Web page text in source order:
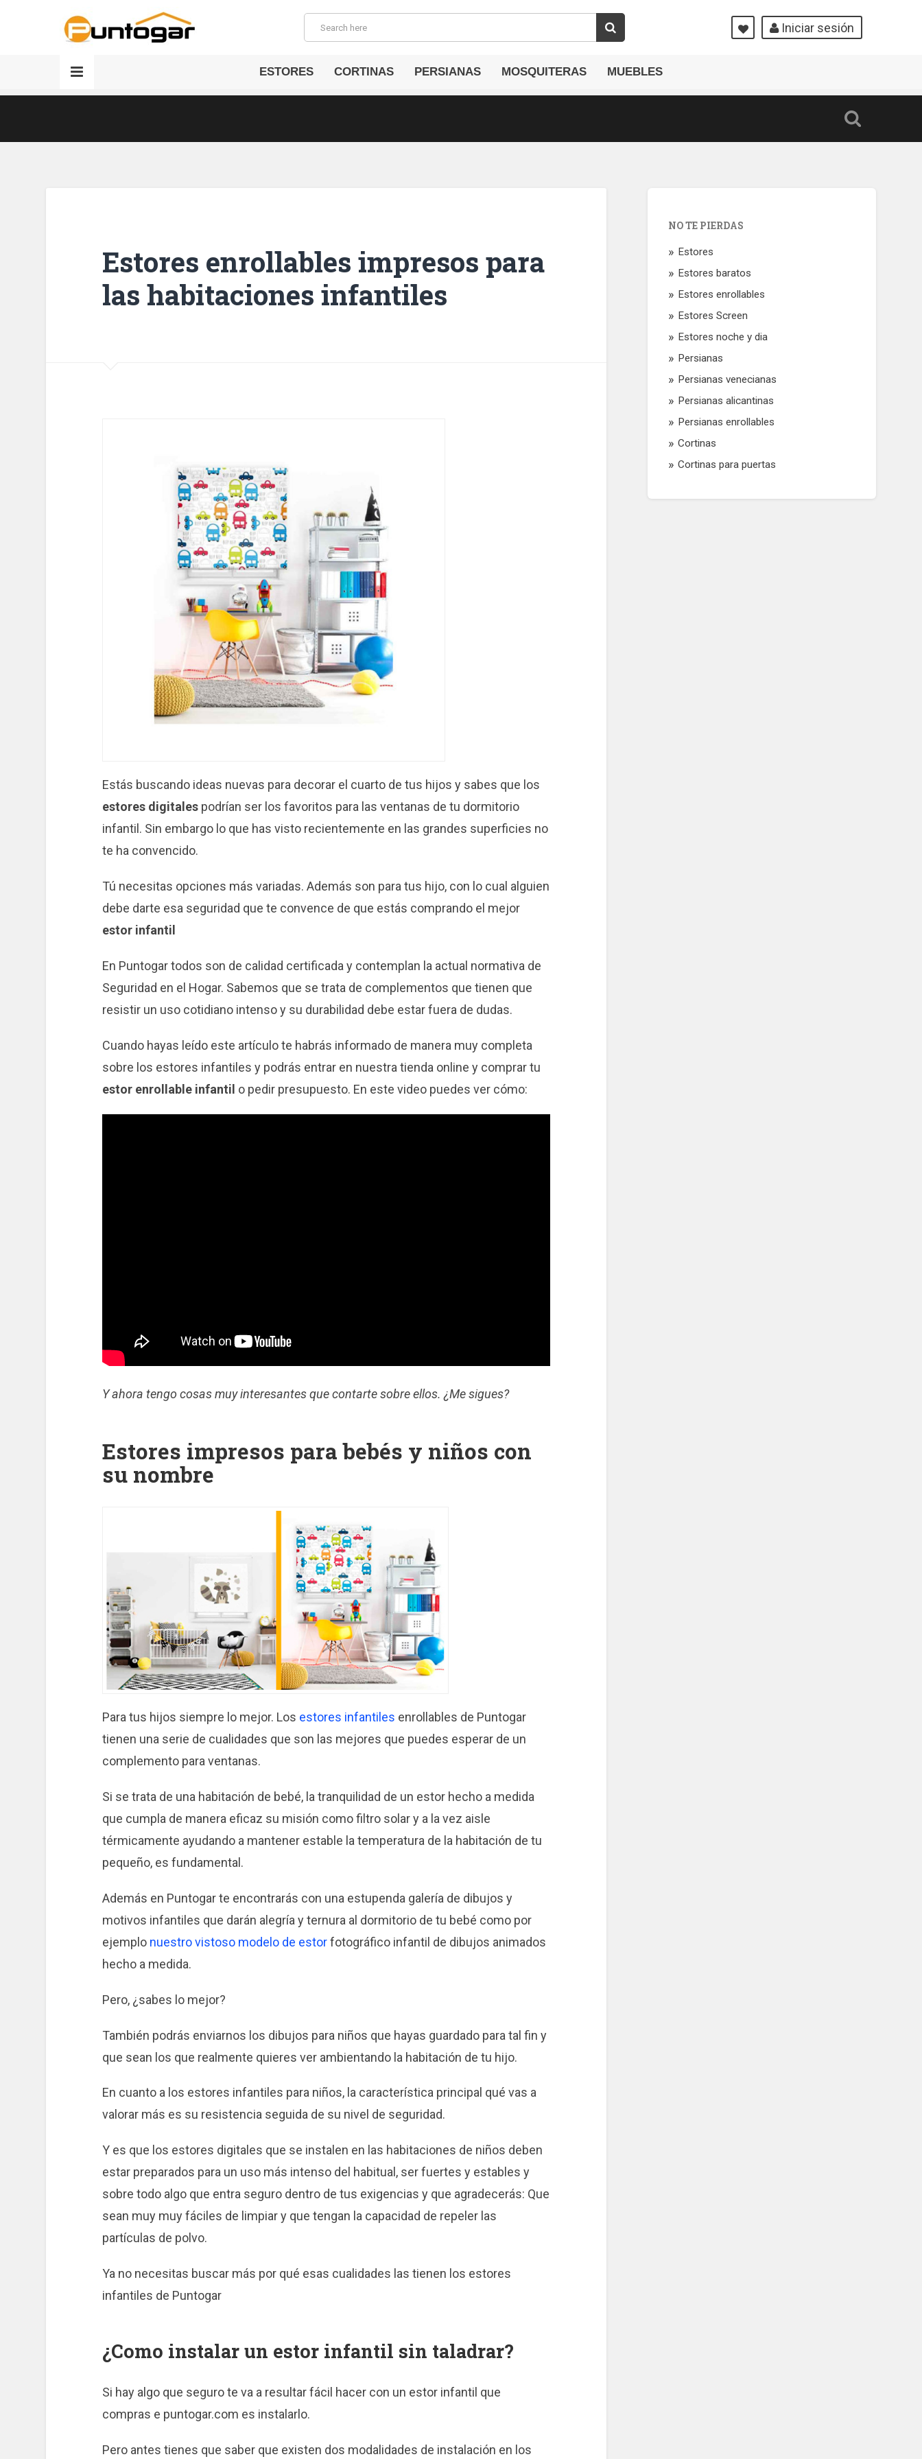
Iniciar sesión
ESTORES CORTINAS PERSIANAS MOSQUITERAS MUEBLES
Estores enrollables impresos para
las habitaciones infantiles
Estás buscando ideas nuevas para decorar el cuarto de tus hijos y sabes que los
estores digitalespodrían ser los favoritos para las ventanas de tu dormitorio
infantil. Sin embargo lo que has visto recientemente en las grandes superficies no
te ha convencido.
Tú necesitas opciones más variadas. Además son para tus hijo, con lo cual alguien
debe darte esa seguridad que te convence de que estás comprando el mejor
estor infantil
En Puntogar todos son de calidad certificada y contemplan la actual normativa de
Seguridad en el Hogar. Sabemos que se trata de complementos que tienen que
resistir un uso cotidiano intenso y su durabilidad debe estar fuera de dudas.
Cuando hayas leído este artículo te habrás informado de manera muy completa
sobre los estores infantiles y podrás entrar en nuestra tienda online y comprar tu
estor enrollable infantil o pedir presupuesto. En este video puedes ver cómo:
Y ahora tengo cosas muy interesantes que contarte sobre ellos. ¿Me sigues?
Estores impresos para bebés y niños con
su nombre
Para tus hijos siempre lo mejor. Los estores infantiles enrollables de Puntogar
tienen una serie de cualidades que son las mejores que puedes esperar de un
complemento para ventanas.
Si se trata de una habitación de bebé, la tranquilidad de un estor hecho a medida
que cumpla de manera eficaz su misión como filtro solar y a la vez aisle
térmicamente ayudando a mantener estable la temperatura de la habitación de tu
pequeño, es fundamental.
Además en Puntogar te encontrarás con una estupenda galería de dibujos y
motivos infantiles que darán alegría y ternura al dormitorio de tu bebé como por
ejemplo nuestro vistoso modelo de estorfotográfico infantil de dibujos animados
hecho a medida.
Pero, ¿sabes lo mejor?
También podrás enviarnos los dibujos para niños que hayas guardado para tal fin y
que sean los que realmente quieres ver ambientando la habitación de tu hijo.
En cuanto a los estores infantiles para niños, la característica principal qué vas a
valorar más es su resistencia seguida de su nivel de seguridad.
Y es que los estores digitales que se instalen en las habitaciones de niños deben
estar preparados para un uso más intenso del habitual, ser fuertes y estables y
sobre todo algo que entra seguro dentro de tus exigencias y que agradecerás: Que
sean muy muy fáciles de limpiar y que tengan la capacidad de repeler las
partículas de polvo.
Ya no necesitas buscar más por qué esas cualidades las tienen los estores
infantiles de Puntogar
¿Como instalar un estor infantil sin taladrar?
Si hay algo que seguro te va a resultar fácil hacer con un estor infantil que
compras e puntogar.com es instalarlo.
Pero antes tienes que saber que existen dos modalidades de instalación en los
NO TE PIERDAS
Estores
Estores baratos
Estores enrollables
Estores Screen
Estores noche y dia
Persianas
Persianas venecianas
Persianas alicantinas
Persianas enrollables
Cortinas
Cortinas para puertas